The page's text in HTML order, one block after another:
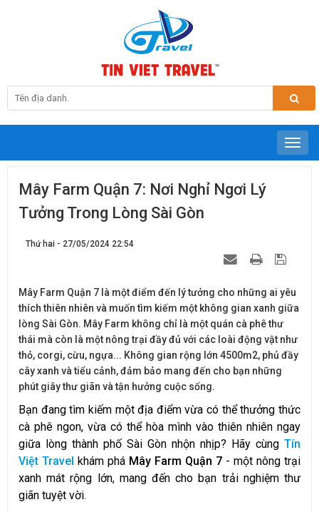
Mây Farm Quận 7: Nơi Nghỉ Ngơi Lý
Tưởng Trong Lòng Sài Gòn
Thứ hai - 27/05/2024 22:54
Mây Farm Quận 7 là một điểm đến lý tưởng cho những ai yêu
thích thiên nhiên và muốn tìm kiếm một không gian xanh giữa
lòng Sài Gòn. Mây Farm không chỉ là một quán cà phê thư
thái mà còn là một nông trại đầy đủ với các loài động vật như
thỏ, corgi, cừu, ngựa... Không gian rộng lớn 4500m2, phủ đầy
cây xanh và tiểu cảnh, đảm bảo mang đến cho bạn những
phút giây thư giãn và tận hưởng cuộc sống.
Bạn đang tìm kiếm một địa điểm vừa có thể thưởng thức
cà phê ngon, vừa có thể hòa mình vào thiên nhiên ngay
giữa lòng thành phố Sài Gòn nhộn nhịp? Hãy cùng Tín
Việt Travel khám phá Mây Farm Quận 7 - một nông trại
xanh mát rộng lớn, mang đến cho bạn trải nghiệm thư
giãn tuyệt vời.